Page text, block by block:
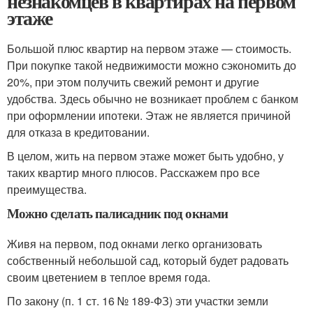
этаже
Большой плюс квартир на первом этаже — стоимость.
При покупке такой недвижимости можно сэкономить до
20%, при этом получить свежий ремонт и другие
удобства. Здесь обычно не возникает проблем с банком
при оформлении ипотеки. Этаж не является причиной
для отказа в кредитовании.
В целом, жить на первом этаже может быть удобно, у
таких квартир много плюсов. Расскажем про все
преимущества.
Можно сделать палисадник под окнами
Живя на первом, под окнами легко организовать
собственный небольшой сад, который будет радовать
своим цветением в теплое время года.
По закону (п. 1 ст. 16 № 189-ФЗ) эти участки земли